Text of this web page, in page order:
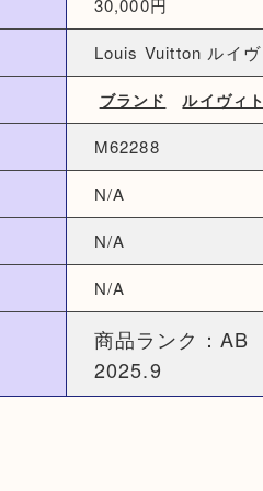
30,000円
Louis Vuitton ルイヴ
ブランド ルイヴィ
M62288
N/A
N/A
N/A
商品ランク：AB
2025.9